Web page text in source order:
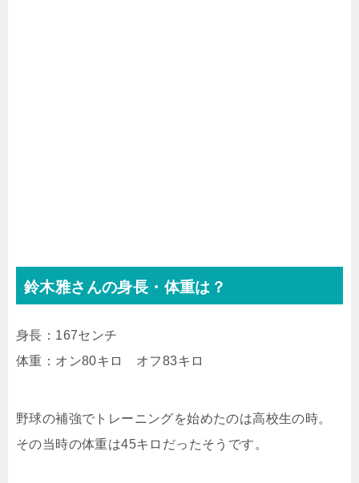
鈴木雅さんの身長・体重は？
身長：167センチ
体重：オン80キロ オフ83キロ
野球の補強でトレーニングを始めたのは高校生の時。
その当時の体重は45キロだったそうです。